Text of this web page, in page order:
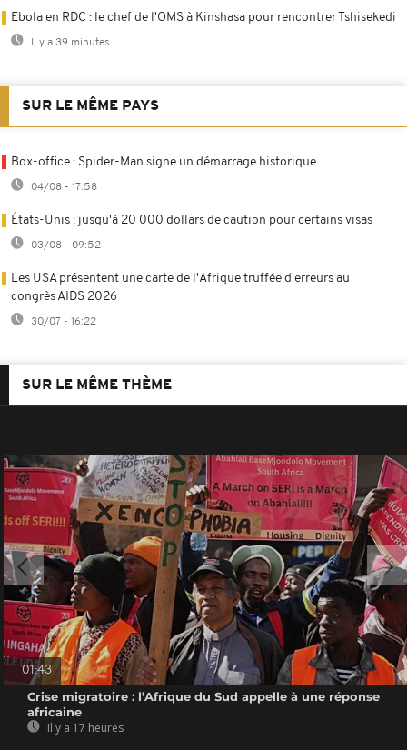
Ebola en RDC : le chef de l'OMS à Kinshasa pour rencontrer Tshisekedi
Il y a 39 minutes
SUR LE MÊME PAYS
Box-office : Spider-Man signe un démarrage historique
04/08 - 17:58
États-Unis : jusqu'à 20 000 dollars de caution pour certains visas
03/08 - 09:52
Les USA présentent une carte de l'Afrique truffée d'erreurs au
congrès AIDS 2026
30/07 - 16:22
SUR LE MÊME THÈME
01:43
Crise migratoire : l’Afrique du Sud appelle à une réponse
africaine
Il y a 17 heures